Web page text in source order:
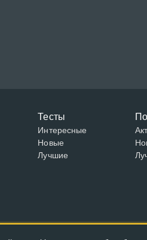
Тесты
Интересные
Новые
Лучшие